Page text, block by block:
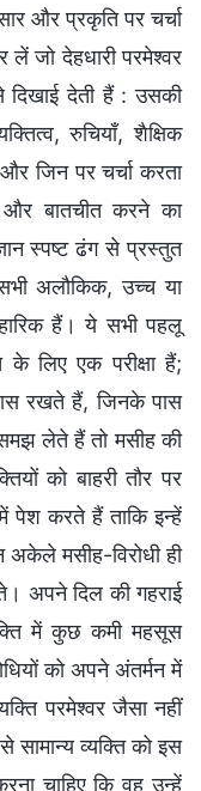
और प्रकृति पर चर्चा
जो देहधारी परमेश्वर
दिखाई देती हैं : उसकी
रुचियाँ, शैक्षिक
जिन पर चर्चा करता
बातचीत करने का
स्पष्ट ढंग से प्रस्तुत
अलौकिक, उच्च या
हैं। ये सभी पहलू
लिए एक परीक्षा हैं;
रखते हैं, जिनके पास
लेते हैं तो मसीह की
को बाहरी तौर पर
पेश करते हैं ताकि इन्हें
मसीह-विरोधी ही
अपने दिल की गहराई
में कुछ कमी महसूस
को अपने अंतर्मन में
परमेश्वर जैसा नहीं
व्यक्ति को इस
चाहिए कि वह उन्हें